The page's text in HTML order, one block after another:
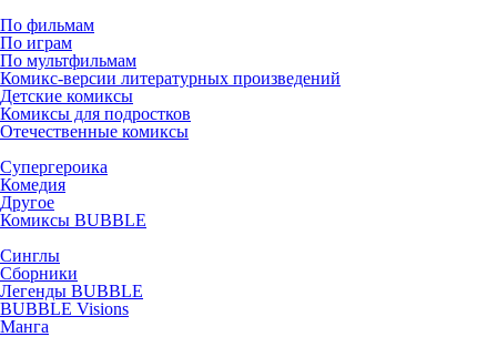
По фильмам
По играм
По мультфильмам
Комикс-версии литературных произведений
Детские комиксы
Комиксы для подростков
Отечественные комиксы
Супергероика
Комедия
Другое
Комиксы BUBBLE
Синглы
Сборники
Легенды BUBBLE
BUBBLE Visions
Манга